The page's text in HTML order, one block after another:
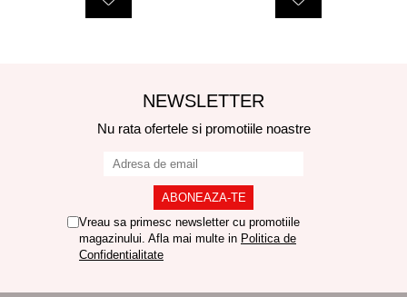
NEWSLETTER
Nu rata ofertele si promotiile noastre
Vreau sa primesc newsletter cu promotiile
magazinului. Afla mai multe in Politica de
Confidentialitate